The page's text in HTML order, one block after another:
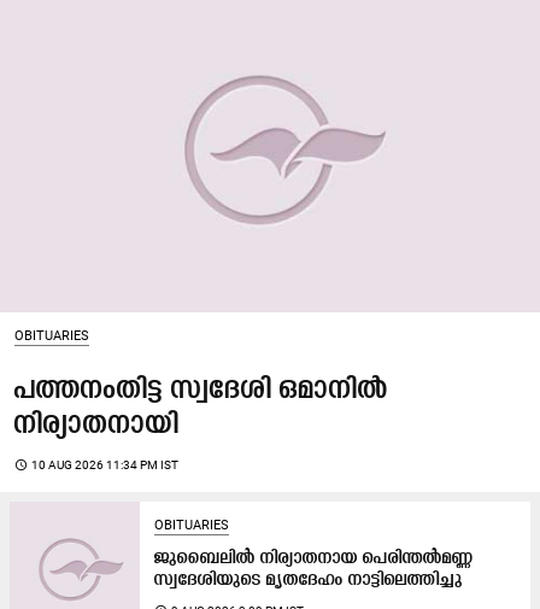
OBITUARIES
പത്തനംതിട്ട സ്വദേശി ഒമാനിൽ
നിര്യാതനായി
access_time 10 AUG 2026 11:34 PM IST
OBITUARIES
ജുബൈലിൽ നിര്യാതനായ പെരിന്തൽമണ്ണ
സ്വദേശിയുടെ മൃതദേഹം നാട്ടിലെത്തിച്ചു